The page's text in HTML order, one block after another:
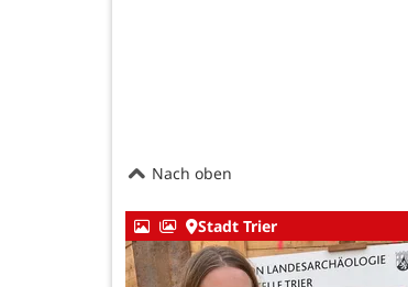
Nach oben
Stadt Trier